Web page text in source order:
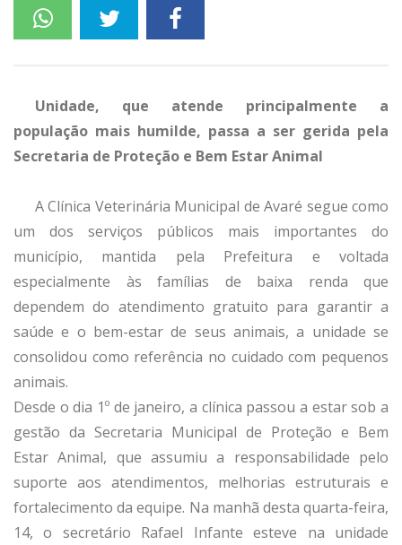
Unidade, que atende principalmente a
população mais humilde, passa a ser gerida pela
Secretaria de Proteção e Bem Estar Animal
A Clínica Veterinária Municipal de Avaré segue como
um dos serviços públicos mais importantes do
município, mantida pela Prefeitura e voltada
especialmente às famílias de baixa renda que
dependem do atendimento gratuito para garantir a
saúde e o bem-estar de seus animais, a unidade se
consolidou como referência no cuidado com pequenos
animais.
Desde o dia 1º de janeiro, a clínica passou a estar sob a
gestão da Secretaria Municipal de Proteção e Bem
Estar Animal, que assumiu a responsabilidade pelo
suporte aos atendimentos, melhorias estruturais e
fortalecimento da equipe. Na manhã desta quarta-feira,
14, o secretário Rafael Infante esteve na unidade